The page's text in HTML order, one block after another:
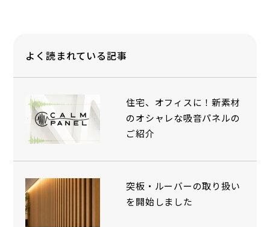
よく読まれている記事
住宅、オフィスに！新素材
のオシャレな吸音パネルの
ご紹介
突板・ルーバーの取り扱い
を開始しました